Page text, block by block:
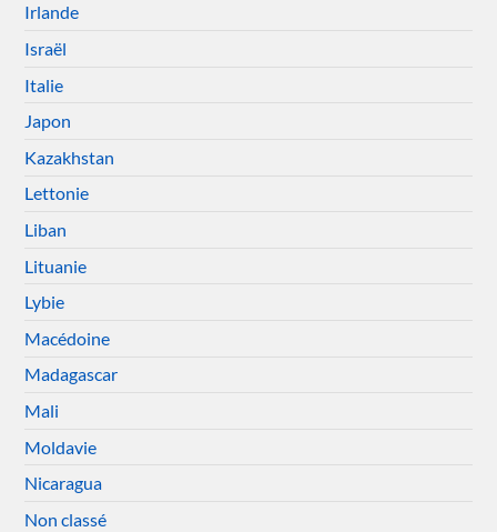
Irlande
Israël
Italie
Japon
Kazakhstan
Lettonie
Liban
Lituanie
Lybie
Macédoine
Madagascar
Mali
Moldavie
Nicaragua
Non classé